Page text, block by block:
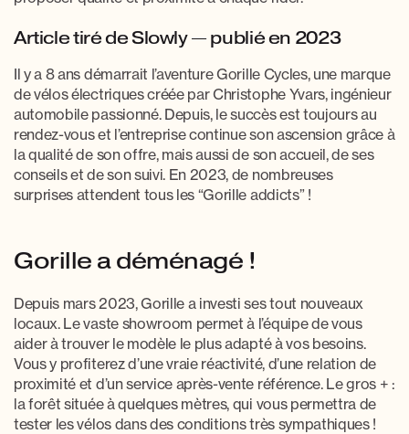
Article tiré de Slowly — publié en 2023
Il y a 8 ans démarrait l’aventure Gorille Cycles, une marque
de vélos électriques créée par Christophe Yvars, ingénieur
automobile passionné. Depuis, le succès est toujours au
rendez-vous et l’entreprise continue son ascension grâce à
la qualité de son offre, mais aussi de son accueil, de ses
conseils et de son suivi. En 2023, de nombreuses
surprises attendent tous les “Gorille addicts” !
Gorille a déménagé !
Depuis mars 2023, Gorille a investi ses tout nouveaux
locaux. Le vaste showroom permet à l’équipe de vous
aider à trouver le modèle le plus adapté à vos besoins.
Vous y profiterez d’une vraie réactivité, d’une relation de
proximité et d’un service après-vente référence. Le gros + :
la forêt située à quelques mètres, qui vous permettra de
tester les vélos dans des conditions très sympathiques !